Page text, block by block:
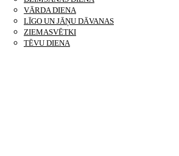
VĀRDA DIENA
LĪGO UN JĀŅU DĀVANAS
ZIEMASVĒTKI
TĒVU DIENA